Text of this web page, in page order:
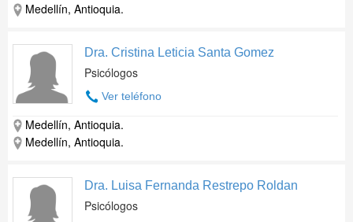
Medellín, Antioquia.
Dra. Cristina Leticia Santa Gomez
Psicólogos
Ver teléfono
Medellín, Antioquia.
Medellín, Antioquia.
Dra. Luisa Fernanda Restrepo Roldan
Psicólogos